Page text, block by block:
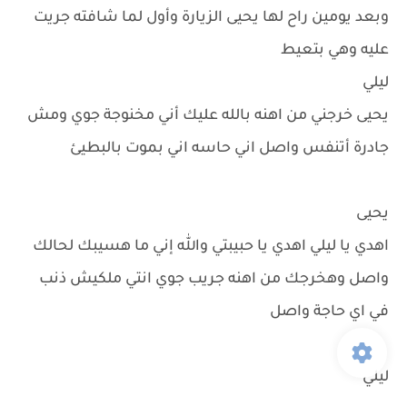
وبعد يومين راح لها يحيى الزيارة وأول لما شافته جريت
عليه وهي بتعيط
ليلي
يحيى خرجني من اهنه بالله عليك أني مخنوجة جوي ومش
جادرة أتنفس واصل اني حاسه اني بموت بالبطيئ
يحيى
اهدي يا ليلي اهدي يا حبيبتي والله إني ما هسيبك لحالك
واصل وهخرجك من اهنه جريب جوي انتي ملكيش ذنب
في اي حاجة واصل
ليلي